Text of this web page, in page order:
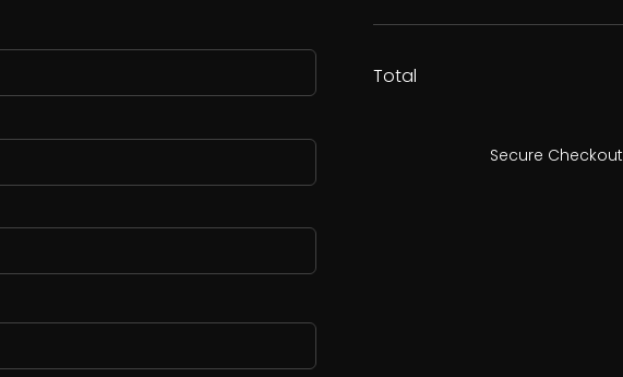
Total
Secure Checkout